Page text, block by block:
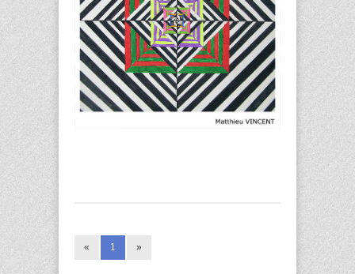
« 1 »